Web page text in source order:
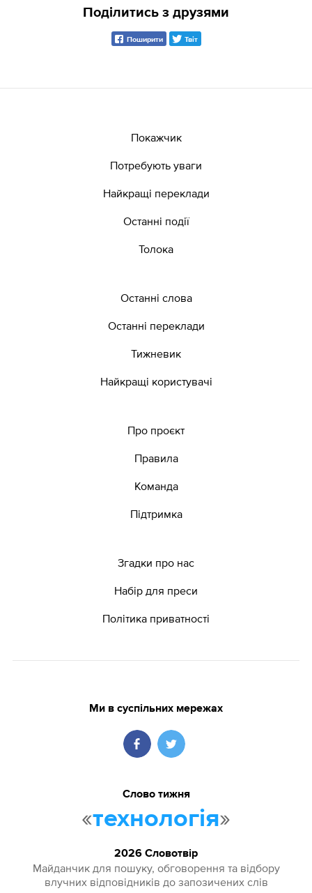
Поділитись з друзями
Поширити Твіт
Покажчик
Потребують уваги
Найкращі переклади
Останні події
Толока
Останні слова
Останні переклади
Тижневик
Найкращі користувачі
Про проєкт
Правила
Команда
Підтримка
Згадки про нас
Набір для преси
Політика приватності
Ми в суспільних мережах
Слово тижня
«технологія»
2026 Словотвір
Майданчик для пошуку, обговорення та відбору
влучних відповідників до запозичених слів